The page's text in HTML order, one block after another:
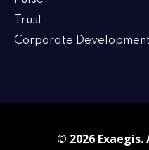
Trust
Corporate Development
© 2026